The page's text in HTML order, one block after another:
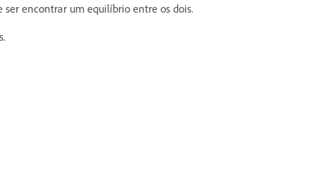
encontrar um equilíbrio entre os dois.